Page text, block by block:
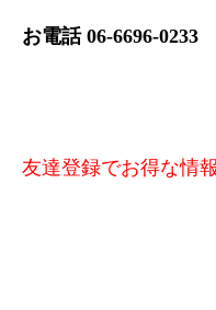
お電話 06-6696-0233
友達登録でお得な情